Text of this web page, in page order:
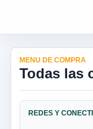
MENU DE COMPRA
Todas las
REDES Y